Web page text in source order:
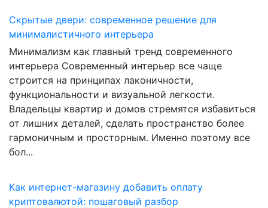
Скрытые двери: современное решение для
минималистичного интерьера
Минимализм как главный тренд современного
интерьера Современный интерьер все чаще
строится на принципах лаконичности,
функциональности и визуальной легкости.
Владельцы квартир и домов стремятся избавиться
от лишних деталей, сделать пространство более
гармоничным и просторным. Именно поэтому все
бол...
Как интернет-магазину добавить оплату
криптовалютой: пошаговый разбор